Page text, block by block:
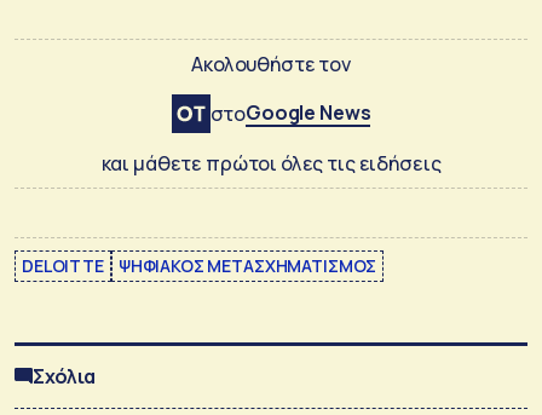
Ακολουθήστε τον
στοGoogle News
και μάθετε πρώτοι όλες τις ειδήσεις
DELOITTE ΨΗΦΙΑΚΟΣ ΜΕΤΑΣΧΗΜΑΤΙΣΜΟΣ
Σχόλια